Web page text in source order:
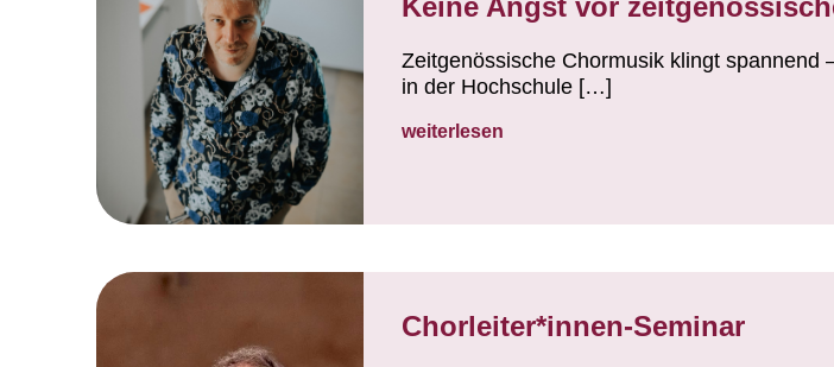
Keine Angst vor
Zeitgenössische Chormusik klingt spannend
in der Hochschule […]
weiterlesen
Chorleiter*innen-Seminar